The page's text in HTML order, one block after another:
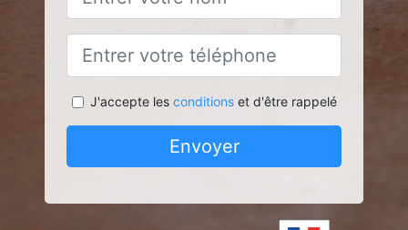
J'accepte les conditionset d'être rappelé
Envoyer